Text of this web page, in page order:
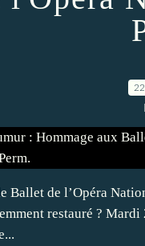
Ballet de l’Opéra
restauré ?